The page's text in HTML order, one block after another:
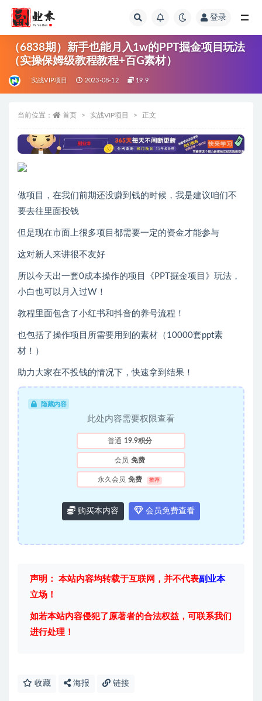
登录
（6838期）新手也能月入1w的PPT掘金项目玩法
（实操保姆级教程教程+百G素材）
实战VIP项目 2023-08-12 19.9
当前位置： 首页 实战VIP项目 正文
做项目，在我们前期还没赚到钱的时候，我是建议咱们不
要去往里面投钱
但是现在市面上很多项目都需要一定的资金才能参与
这对新人来讲很不友好
所以今天出一套0成本操作的项目《PPT掘金项目》玩法，
小白也可以月入过W！
教程里面包含了小红书和抖音的养号流程！
也包括了操作项目所需要用到的素材（10000套ppt素
材！）
助力大家在不投钱的情况下，快速拿到结果！
隐藏内容
此处内容需要权限查看
普通 19.9积分
会员 免费
永久会员 免费 推荐
购买本内容 会员免费查看
声明： 本站内容均转载于互联网，并不代表副业本
立场！
如若本站内容侵犯了原著者的合法权益，可联系我们
进行处理！
收藏 海报 链接